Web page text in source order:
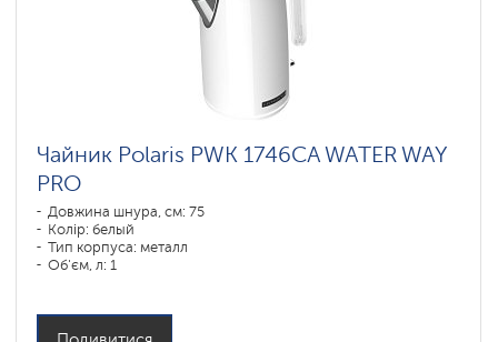
Чайник Polaris PWK 1746CA WATER WAY
PRO
Довжина шнура, см: 75
Колір: белый
Тип корпуса: металл
Об'єм, л: 1